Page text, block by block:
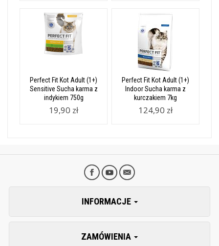
Perfect Fit Kot Adult (1+)
Sensitive Sucha karma z
indykiem 750g
19,90 zł
Perfect Fit Kot Adult (1+)
Indoor Sucha karma z
kurczakiem 7kg
124,90 zł
INFORMACJE
ZAMÓWIENIA